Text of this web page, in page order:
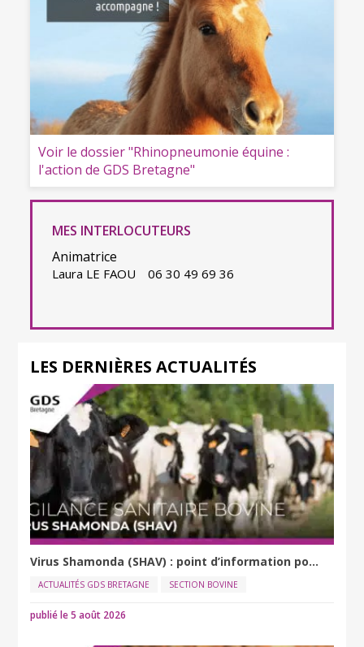
Voir le dossier "Rhinopneumonie équine :
l'action de GDS Bretagne"
MES INTERLOCUTEURS
Animatrice
Laura LE FAOU 06 30 49 69 36
LES DERNIÈRES ACTUALITÉS
Virus Shamonda (SHAV) : point d’information po...
ACTUALITÉS GDS BRETAGNE SECTION BOVINE
publié le 5 août 2026